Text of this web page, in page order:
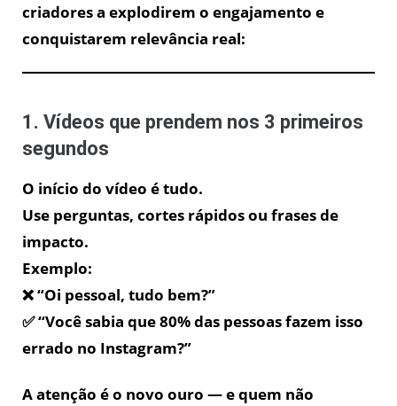
criadores a explodirem o engajamento e
conquistarem relevância real:
1. Vídeos que prendem nos 3 primeiros
segundos
O início do vídeo é tudo.
Use perguntas, cortes rápidos ou frases de
impacto.
Exemplo:
❌ “Oi pessoal, tudo bem?”
✅ “Você sabia que 80% das pessoas fazem isso
errado no Instagram?”
A atenção é o novo ouro — e quem não